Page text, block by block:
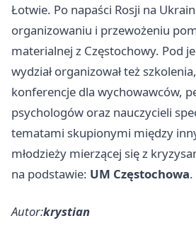
Łotwie. Po napaści Rosji na
organizowaniu i przewożeniu
materialnej z Częstochowy. Pod
wydział organizował też
konferencje dla wychowawców,
psychologów oraz nauczycieli
tematami skupionymi między
młodzieży mierzącej się z
na podstawie: UM Częstochowa.
Autor:krystian